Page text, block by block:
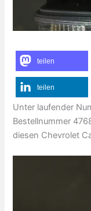
teilen
teilen
Unter laufender
Bestellnummer
diesen Chevrolet